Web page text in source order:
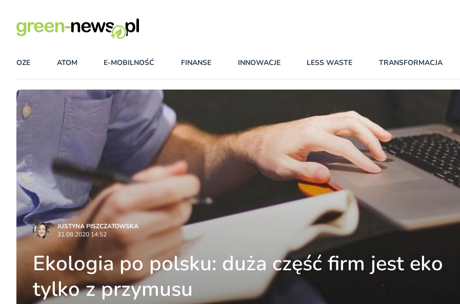
OZE ATOM E-MOBILNOŚĆ FINANSE INNOWACJE LESS WASTE TRANSFORMACJA
JUSTYNA PISZCZATOWSKA
31.08.2020 14:52
Ekologia po polsku: duża część firm jest eko
tylko z przymusu